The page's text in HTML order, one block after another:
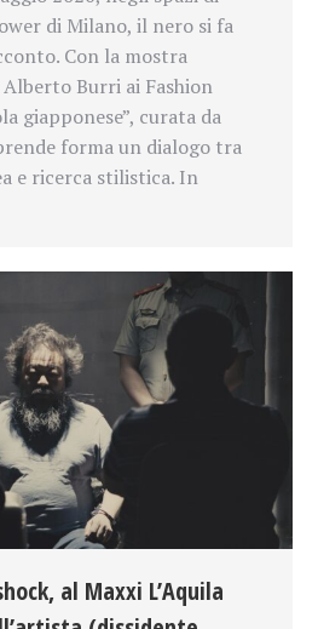
di Milano, il nero si fa
Con la mostra
Burri ai Fashion
giapponese”, curata da
forma un dialogo tra
e ricerca stilistica. In
al Maxxi L’Aquila